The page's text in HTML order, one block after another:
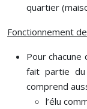
quartier
Fonctionnement
Pour chacune
fait partie du
comprend
l’élu